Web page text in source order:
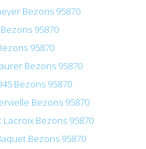
Bezons 95870
95870
95870
Bezons 95870
Bezons 95870
Bezons 95870
Bezons 95870
Bezons 95870